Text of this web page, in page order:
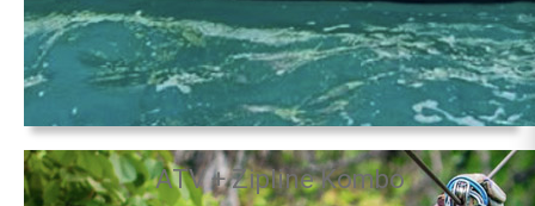
ATV + Zipline Kombo